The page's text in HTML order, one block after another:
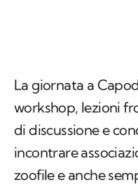
La giornata a
workshop, lezioni
di discussione e
incontrare
zoofile e anche